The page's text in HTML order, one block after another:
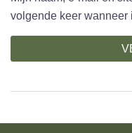
volgende keer wanneer